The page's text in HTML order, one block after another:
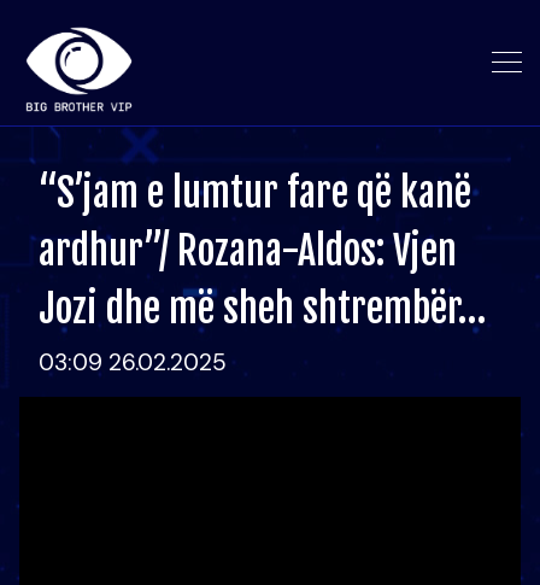
“S’jam e lumtur fare që kanë
ardhur”/ Rozana-Aldos: Vjen
Jozi dhe më sheh shtrembër…
03:09 26.02.2025